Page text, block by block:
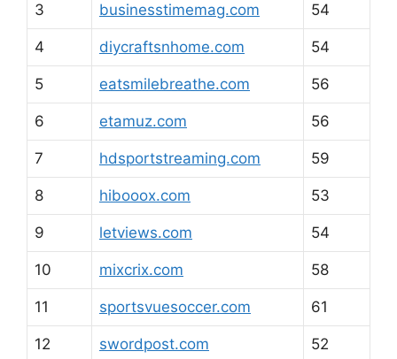
3 businesstimemag.com 54
4 diycraftsnhome.com 54
5 eatsmilebreathe.com 56
6 etamuz.com 56
7 hdsportstreaming.com 59
8 hibooox.com 53
9 letviews.com 54
10 mixcrix.com 58
11 sportsvuesoccer.com 61
12 swordpost.com 52